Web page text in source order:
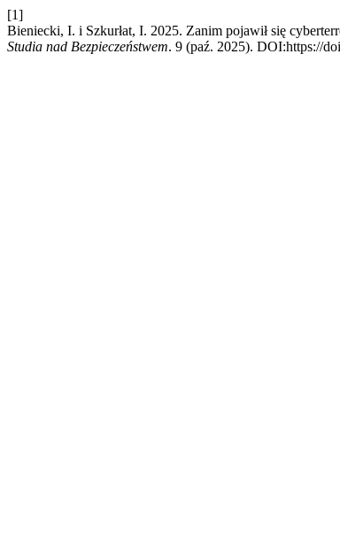
[1]
Bieniecki, I. i Szkurłat, I. 2025. Zanim pojawił się
Studia nad Bezpieczeństwem. 9 (paź. 2025). DOI:https://